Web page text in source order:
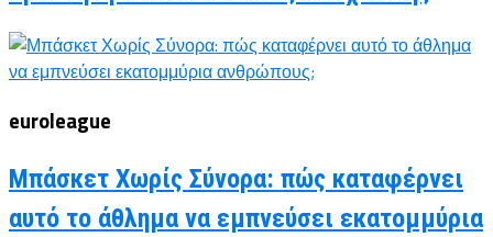
euroleague
Μπάσκετ Χωρίς Σύνορα: πώς καταφέρνει
αυτό το άθλημα να εμπνεύσει εκατομμύρια